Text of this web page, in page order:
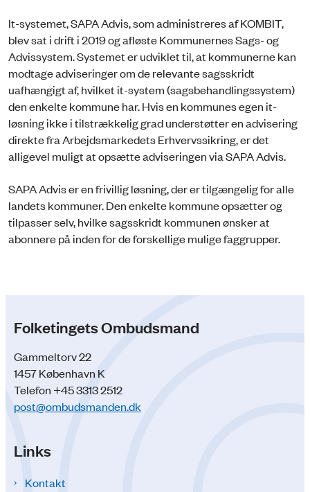
It-systemet, SAPA Advis, som administreres af KOMBIT,
blev sat i drift i 2019 og afløste Kommunernes Sags- og
Advissystem. Systemet er udviklet til, at kommunerne kan
modtage adviseringer om de relevante sagsskridt
uafhængigt af, hvilket it-system (sagsbehandlingssystem)
den enkelte kommune har. Hvis en kommunes egen it-
løsning ikke i tilstrækkelig grad understøtter en advisering
direkte fra Arbejdsmarkedets Erhvervssikring, er det
alligevel muligt at opsætte adviseringen via SAPA Advis.
SAPA Advis er en frivillig løsning, der er tilgængelig for alle
landets kommuner. Den enkelte kommune opsætter og
tilpasser selv, hvilke sagsskridt kommunen ønsker at
abonnere på inden for de forskellige mulige faggrupper.
Folketingets Ombudsmand
Gammeltorv 22
1457 København K
Telefon +45 3313 2512
post@ombudsmanden.dk
Links
Kontakt